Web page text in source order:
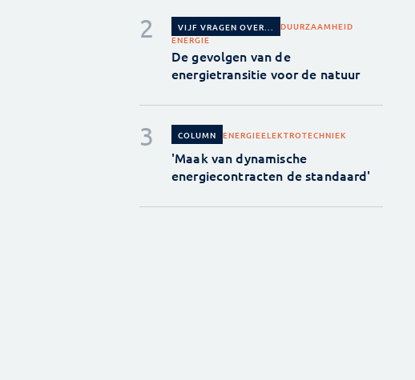
VIJF VRAGEN OVER...
DUURZAAMHEID
ENERGIE
De gevolgen van de
energietransitie voor de natuur
COLUMN ENERGIEELEKTROTECHNIEK
'Maak van dynamische
energiecontracten de standaard'